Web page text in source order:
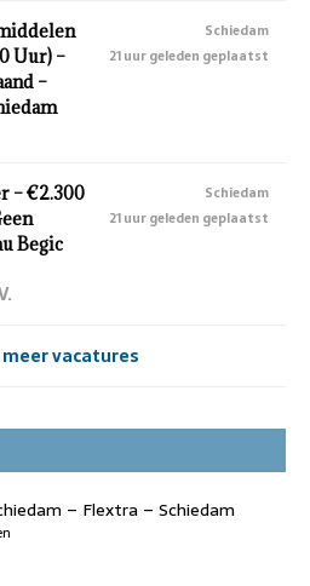
Uur) –
–
Schiedam
21 uur geleden geplaatst
– €2.300
Begic
Schiedam
21 uur geleden geplaatst
meer vacatures
– Flextra – Schiedam